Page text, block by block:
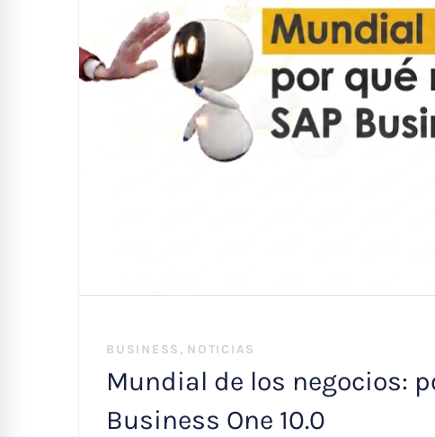
BUSINESS , NOTICIAS
Mundial de los negocios:
Business One 10.0